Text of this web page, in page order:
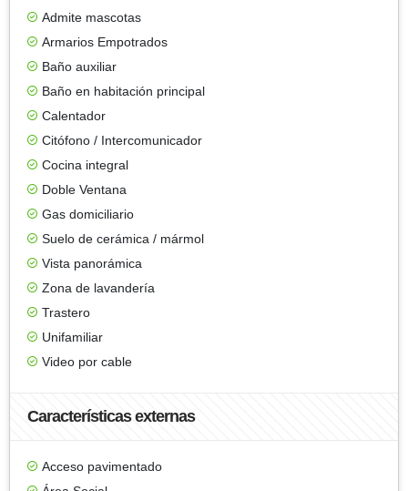
Admite mascotas
Armarios Empotrados
Baño auxiliar
Baño en habitación principal
Calentador
Citófono / Intercomunicador
Cocina integral
Doble Ventana
Gas domiciliario
Suelo de cerámica / mármol
Vista panorámica
Zona de lavandería
Trastero
Unifamiliar
Video por cable
Características externas
Acceso pavimentado